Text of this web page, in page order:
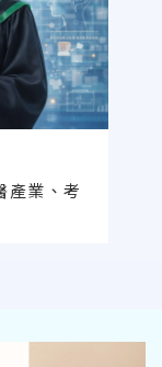
產業、考